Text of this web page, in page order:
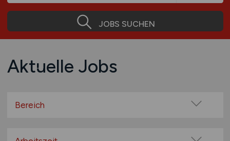
JOBS SUCHEN
Aktuelle Jobs
Bereich
Technik